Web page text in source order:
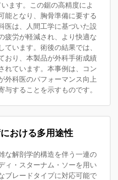
ます。この鋸の高精度によ
能となり、胸骨準備に要する
医は、人間工学に基づいた設
疲労が軽減され、より快適な
います。術後の結果では、
おり、本製品が外科手術成績
れています。本事例は、コン
外科医のパフォーマンス向上
与することを示すものです。
おける多用途性
な解剖学的構造を伴う一連の
ィ・スターナム・ソーを用い
ブレードタイプに対応可能で